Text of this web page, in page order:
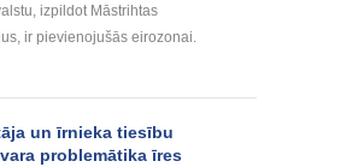
izpildot Māstrihtas
ir pievienojušās eirozonai.
un īrnieka tiesību
problemātika īres